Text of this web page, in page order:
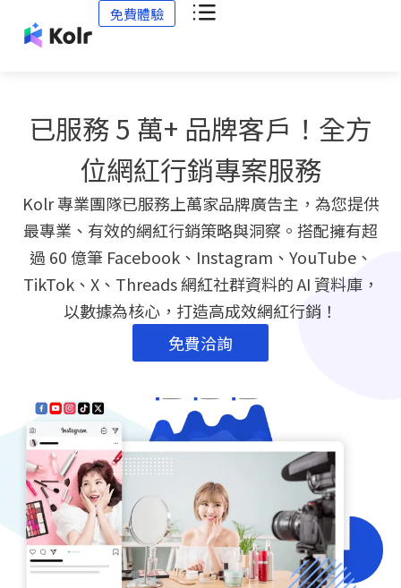
免費體驗
已服務 5 萬+ 品牌客戶！全方
位網紅行銷專案服務
Kolr 專業團隊已服務上萬家品牌廣告主，為您提供
最專業、有效的網紅行銷策略與洞察。搭配擁有超
過 60 億筆 Facebook、Instagram、YouTube、
TikTok、X、Threads 網紅社群資料的 AI 資料庫，
以數據為核心，打造高成效網紅行銷！
免費洽詢